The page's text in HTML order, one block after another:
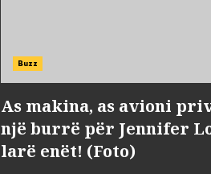
Buzz
As makina, as avioni
një burrë për Jennifer
larë enët! (Foto)